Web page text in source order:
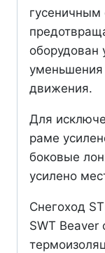
оборудован
уменьшения
движения.
Для
раме
боковые
усилено
Снегоход
SWT